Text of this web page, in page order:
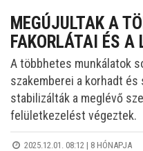
MEGÚJULTAK A
FAKORLÁTAI ÉS A
A többhetes munkálatok
szakemberei a korhadt
stabilizálták a meglévő
felületkezelést végeztek.
2025.12.01. 08:12 | 8 HÓNAPJA